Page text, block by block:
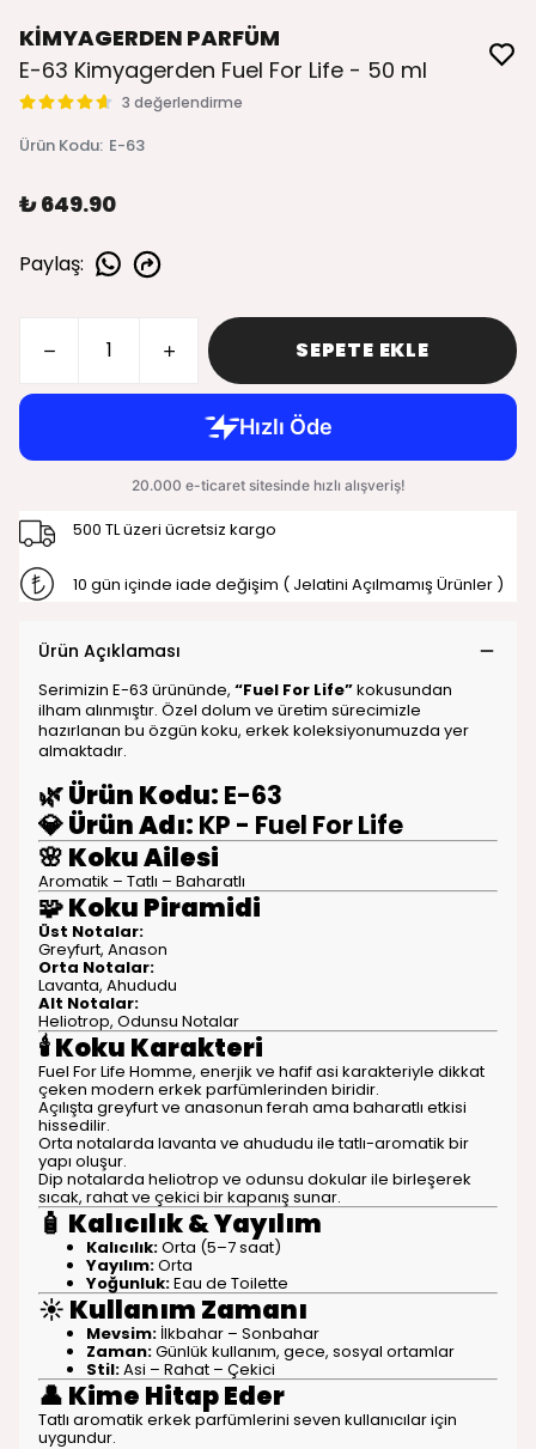
KİMYAGERDEN PARFÜM
E-63 Kimyagerden Fuel For Life - 50 ml
3 değerlendirme
Ürün Kodu: E-63
₺ 649.90
Paylaş:
SEPETE EKLE
500 TL üzeri ücretsiz kargo
10 gün içinde iade değişim ( Jelatini Açılmamış Ürünler )
Ürün Açıklaması
Serimizin E-63 ürününde, “Fuel For Life”kokusundan
ilham alınmıştır. Özel dolum ve üretim sürecimizle
hazırlanan bu özgün koku, erkek koleksiyonumuzda yer
almaktadır.
🌿Ürün Kodu: E-63
💎Ürün Adı: KP - Fuel For Life
🌸 Koku Ailesi
Aromatik – Tatlı – Baharatlı
🧩Koku Piramidi
Üst Notalar:
Greyfurt, Anason
Orta Notalar:
Lavanta, Ahududu
Alt Notalar:
Heliotrop, Odunsu Notalar
🕯️Koku Karakteri
Fuel For Life Homme, enerjik ve hafif asi karakteriyle dikkat
çeken modern erkek parfümlerinden biridir.
Açılışta greyfurt ve anasonun ferah ama baharatlı etkisi
hissedilir.
Orta notalarda lavanta ve ahududu ile tatlı-aromatik bir
yapı oluşur.
Dip notalarda heliotrop ve odunsu dokular ile birleşerek
sıcak, rahat ve çekici bir kapanış sunar.
🧴 Kalıcılık & Yayılım
Kalıcılık:Orta (5–7 saat)
Yayılım:Orta
Yoğunluk:Eau de Toilette
☀️ Kullanım Zamanı
Mevsim: İlkbahar – Sonbahar
Zaman:Günlük kullanım, gece, sosyal ortamlar
Stil:Asi – Rahat – Çekici
👤 Kime Hitap Eder
Tatlı aromatik erkek parfümlerini seven kullanıcılar için
uygundur.